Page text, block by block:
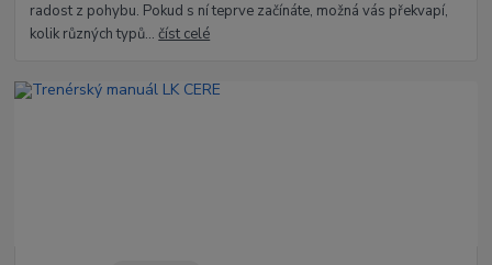
radost z pohybu. Pokud s ní teprve začínáte, možná vás překvapí,
kolik různých typů...číst celé